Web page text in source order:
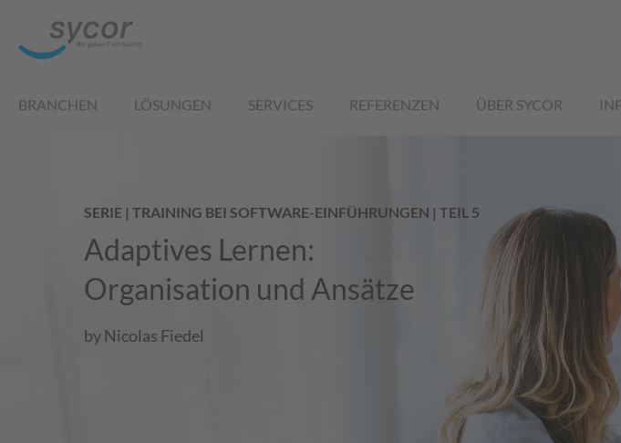
BRANCHEN LÖSUNGEN SERVICES REFERENZEN ÜBER SYCOR
SERIE | TRAINING BEI SOFTWARE-EINFÜHRUNGEN | TEIL 5
Adaptives Lernen:
Organisation und Ansätze
by Nicolas Fiedel